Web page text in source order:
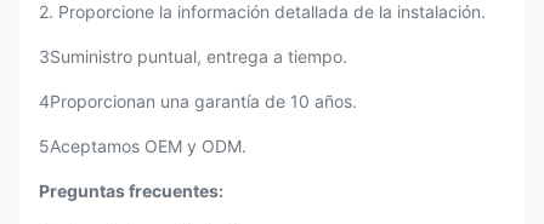
2. Proporcione la información detallada de la instalación.
3Suministro puntual, entrega a tiempo.
4Proporcionan una garantía de 10 años.
5Aceptamos OEM y ODM.
Preguntas frecuentes: